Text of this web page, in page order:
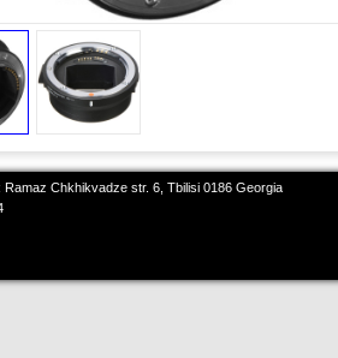
Chkhikvadze str. 6, Tbilisi 0186 Georgia